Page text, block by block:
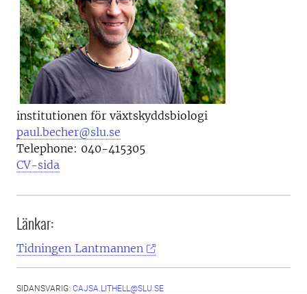
institutionen för växtskyddsbiologi
paul.becher@slu.se
Telephone: 040-415305
CV-sida
Länkar:
Tidningen Lantmannen
SIDANSVARIG: CAJSA.LITHELL@SLU.SE